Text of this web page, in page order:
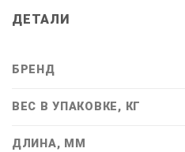
ДЕТАЛИ
БРЕНД
ВЕС В УПАКОВКЕ, КГ
ДЛИНА, ММ